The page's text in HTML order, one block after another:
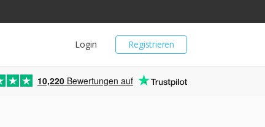
Registrieren
Login
10,220 Bewertungen auf